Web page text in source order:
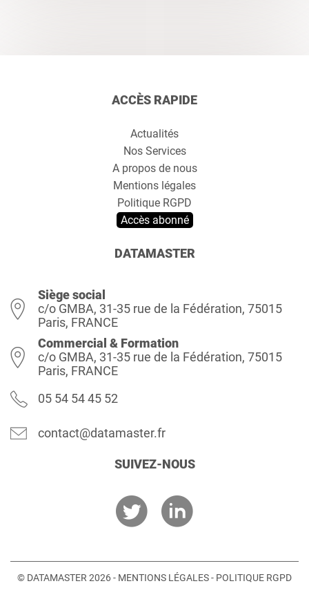
ACCÈS RAPIDE
Actualités
Nos Services
A propos de nous
Mentions légales
Politique RGPD
Accès abonné
DATAMASTER
Siège social
c/o GMBA, 31-35 rue de la Fédération, 75015
Paris, FRANCE
Commercial & Formation
c/o GMBA, 31-35 rue de la Fédération, 75015
Paris, FRANCE
05 54 54 45 52
contact@datamaster.fr
SUIVEZ-NOUS
© DATAMASTER 2026 - MENTIONS LÉGALES- POLITIQUE RGPD